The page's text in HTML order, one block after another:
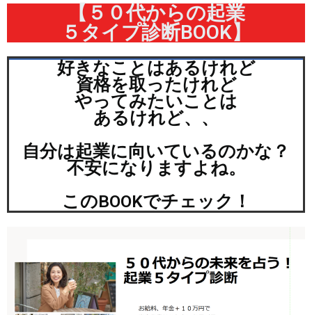
【５０代からの起業
５タイプ診断BOOK】
好きなことはあるけれど
資格を取ったけれど
やってみたいことは
あるけれど、、
自分は起業に向いているのかな？
不安になりますよね。
このBOOKでチェック！